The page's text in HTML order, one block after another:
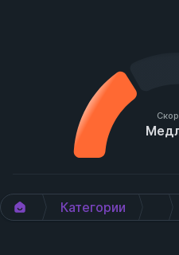
Категории